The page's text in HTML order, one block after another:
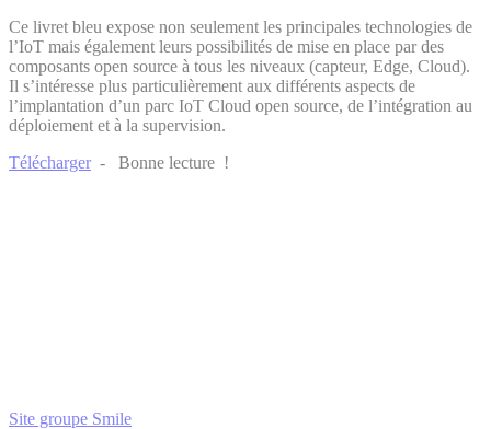
Ce livret bleu expose non seulement les principales technologies de
l’IoT mais également leurs possibilités de mise en place par des
composants open source à tous les niveaux (capteur, Edge, Cloud).
Il s’intéresse plus particulièrement aux différents aspects de
l’implantation d’un parc IoT Cloud open source, de l’intégration au
déploiement et à la supervision.
Télécharger - Bonne lecture !
Site groupe Smile